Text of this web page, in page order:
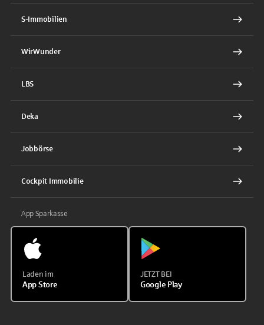
S-Immobilien
WirWunder
LBS
Deka
Jobbörse
Cockpit Immobilie
App Sparkasse
Laden im
App Store
JETZT BEI
Google Play